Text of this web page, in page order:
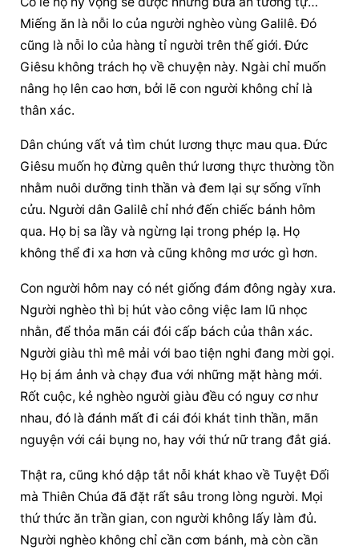
Miếng ăn là nỗi lo của người nghèo vùng Galilê. Đó
cũng là nỗi lo của hàng tỉ người trên thế giới. Đức
Giêsu không trách họ về chuyện này. Ngài chỉ muốn
nâng họ lên cao hơn, bởi lẽ con người không chỉ là
thân xác.
Dân chúng vất vả tìm chút lương thực mau qua. Đức
Giêsu muốn họ đừng quên thứ lương thực thường tồn
nhằm nuôi dưỡng tinh thần và đem lại sự sống vĩnh
cửu. Người dân Galilê chỉ nhớ đến chiếc bánh hôm
qua. Họ bị sa lầy và ngừng lại trong phép lạ. Họ
không thể đi xa hơn và cũng không mơ ước gì hơn.
Con người hôm nay có nét giống đám đông ngày xưa.
Người nghèo thì bị hút vào công việc lam lũ nhọc
nhằn, để thỏa mãn cái đói cấp bách của thân xác.
Người giàu thì mê mải với bao tiện nghi đang mời gọi.
Họ bị ám ảnh và chạy đua với những mặt hàng mới.
Rốt cuộc, kẻ nghèo người giàu đều có nguy cơ như
nhau, đó là đánh mất đi cái đói khát tinh thần, mãn
nguyện với cái bụng no, hay với thứ nữ trang đắt giá.
Thật ra, cũng khó dập tắt nỗi khát khao về Tuyệt Đối
mà Thiên Chúa đã đặt rất sâu trong lòng người. Mọi
thứ thức ăn trần gian, con người không lấy làm đủ.
Người nghèo không chỉ cần cơm bánh, mà còn cần